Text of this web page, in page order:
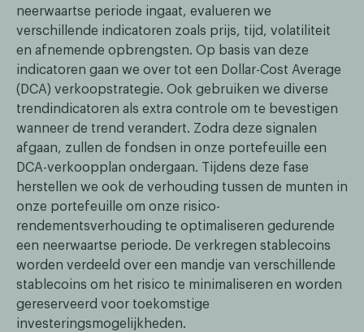
neerwaartse periode ingaat, evalueren we
verschillende indicatoren zoals prijs, tijd, volatiliteit
en afnemende opbrengsten. Op basis van deze
indicatoren gaan we over tot een Dollar-Cost Average
(DCA) verkoopstrategie. Ook gebruiken we diverse
trendindicatoren als extra controle om te bevestigen
wanneer de trend verandert. Zodra deze signalen
afgaan, zullen de fondsen in onze portefeuille een
DCA-verkoopplan ondergaan. Tijdens deze fase
herstellen we ook de verhouding tussen de munten in
onze portefeuille om onze risico-
rendementsverhouding te optimaliseren gedurende
een neerwaartse periode. De verkregen stablecoins
worden verdeeld over een mandje van verschillende
stablecoins om het risico te minimaliseren en worden
gereserveerd voor toekomstige
investeringsmogelijkheden.